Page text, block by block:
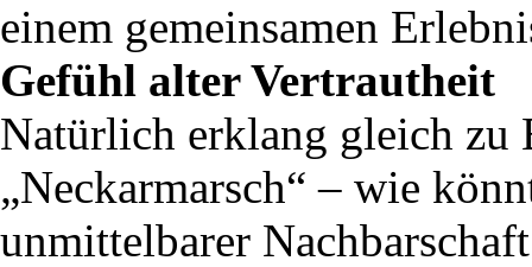
einem gemeinsamen
Gefühl alter Vertrautheit
Natürlich erklang gleich zu
„Neckarmarsch“ – wie
unmittelbarer